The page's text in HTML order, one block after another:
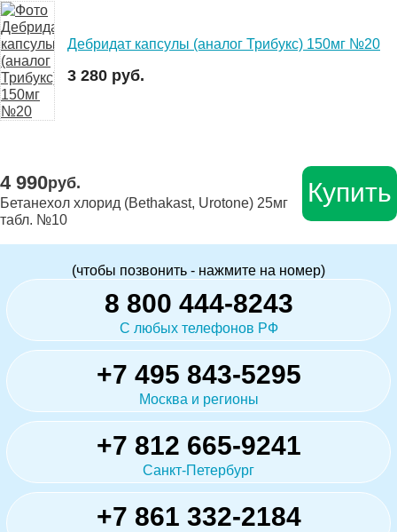
Дебридат капсулы (аналог Трибукс) 150мг №20
3 280 руб.
4 990руб.
Бетанехол хлорид (Bethakast, Urotone) 25мг
табл. №10
Купить
(чтобы позвонить - нажмите на номер)
8 800 444-8243
С любых телефонов РФ
+7 495 843-5295
Москва и регионы
+7 812 665-9241
Санкт-Петербург
+7 861 332-2184